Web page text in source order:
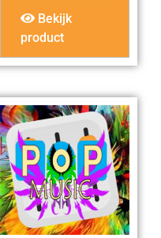
Bekijk
product